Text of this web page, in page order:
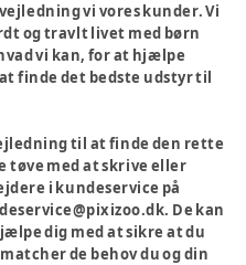
vi vores kunder. Vi
og travlt livet med børn
vi kan, for at hjælpe
finde det bedste udstyr til
til at finde den rette
tøve med at skrive eller
i kundeservice på
De kan
dig med at sikre at du
de behov du og din